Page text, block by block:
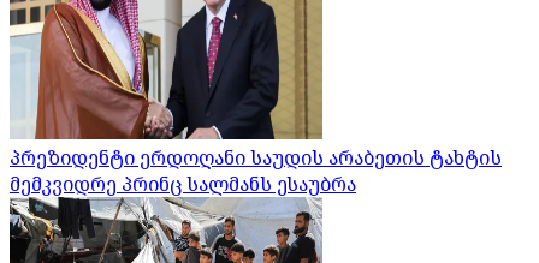
პრეზიდენტი ერდოღანი საუდის არაბეთის ტახტის
მემკვიდრე პრინც სალმანს ესაუბრა